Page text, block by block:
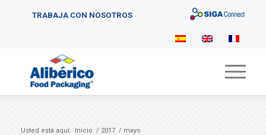
TRABAJA CON NOSOTROS
Usted está aquí: Inicio / 2017 / mayo